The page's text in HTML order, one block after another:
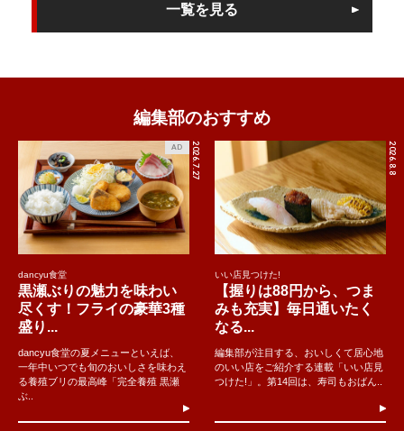
一覧を見る
編集部のおすすめ
2026.7.27
AD
dancyu食堂
黒瀬ぶりの魅力を味わい
尽くす！フライの豪華3種
盛り...
dancyu食堂の夏メニューといえば、
一年中いつでも旬のおいしさを味わえ
る養殖ブリの最高峰「完全養殖 黒瀬
ぶ..
2026.8.8
いい店見つけた!
【握りは88円から、つま
みも充実】毎日通いたく
なる...
編集部が注目する、おいしくて居心地
のいい店をご紹介する連載「いい店見
つけた!」。第14回は、寿司もおばん..